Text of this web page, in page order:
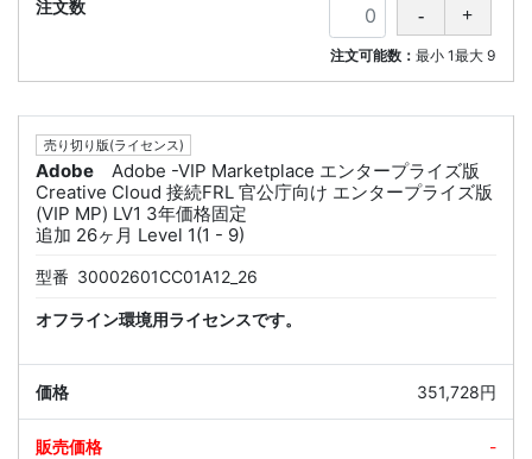
注文可能数：最小 1最大 9
売り切り版(ライセンス)
Adobe
Adobe -VIP Marketplace エンタープライズ版
Creative Cloud 接続FRL 官公庁向け エンタープライズ版
(VIP MP) LV1 3年価格固定
追加 26ヶ月 Level 1(1 - 9)
型番 30002601CC01A12_26
オフライン環境用ライセンスです。
351,728円
-